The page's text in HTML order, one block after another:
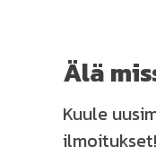
Älä
Kuule
ilmoitukset!